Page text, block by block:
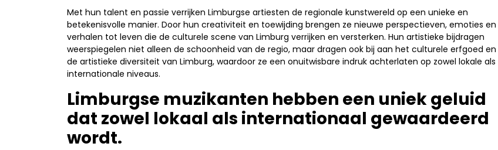
Met hun talent en passie verrijken Limburgse artiesten de regionale kunstwereld op een unieke en
betekenisvolle manier. Door hun creativiteit en toewijding brengen ze nieuwe perspectieven, emoties en
verhalen tot leven die de culturele scene van Limburg verrijken en versterken. Hun artistieke bijdragen
weerspiegelen niet alleen de schoonheid van de regio, maar dragen ook bij aan het culturele erfgoed en
de artistieke diversiteit van Limburg, waardoor ze een onuitwisbare indruk achterlaten op zowel lokale als
internationale niveaus.
Limburgse muzikanten hebben een uniek geluid
dat zowel lokaal als internationaal gewaardeerd
wordt.